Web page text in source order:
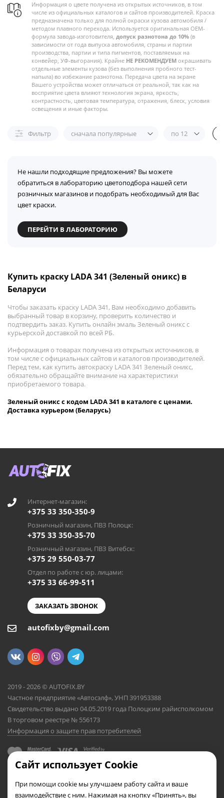
Информация о цвете получена из открытых источников, в том
числе из официальных каталогов и сайтов производителей. Краска
предназначена только для полной окраски кузова автомобиля /
методом плавного перехода. Используется оригинальная OEM-
формула завода-изготовителя, допуск разнотона до 10% (в
зависимости от года выпуска автомобиля, страны и партии
производства, партии и типа пигментов, поставляемых на
конвейер, УФ-выгорания). Крайне НЕ РЕКОМЕНДУЕМ окрашивать
отдельные элементы кузова (без выполнения пробного тест-
напыла) во избежание разнотона. Передача цвета на экране
Вашего устройства может отличаться от реальной, так как на
восприятие цвета влияют технология экрана, яркость,
контрастность, цветовая температура, отражения, блеск, условия
освещения и иные факторы.
Фильтр сначала популярные по 12
Не нашли подходящие предложения? Вы можете
обратиться в лабораторию цветоподбора нашей сети
розничных магазинов и подобрать необходимый для Вас
цвет краски.
ПЕРЕЙТИ В ЛАБОРАТОРИЮ
Купить краску LADA 341 (Зеленый оникс) в
Беларуси
Чтобы заказать краску LADA 341, Вам необходимо добавить
выбранный товар в корзину, проверить количество и
подтвердить заказ. Купить онлайн эмаль Зеленый оникс с
курьерской доставкой по всей РБ.
Информация о товарах получена из открытых источников, в
том числе с официальных сайтов и каталогов производителей.
Перед тем, как купить автокраску LADA 341 Зеленый оникс,
обязательно обращайте внимание на характеристики
приобретаемого товара.
Зеленый оникс с кодом LADA 341 в каталоге с ценами.
Доставка курьером (Беларусь)
Интернет-магазин:
+375 33 350-350-9
Розничный магазин, ПВЗ Полоцк:
+375 33 350-35-70
Розничный магазин, ПВЗ Витебск:
+375 29 550-03-77
Отдел по работе с юр. лицами:
+375 33 66-99-511
ЗАКАЗАТЬ ЗВОНОК
autofixby@gmail.com
2019 - 2026 © AUTOFIX.BY
Частное предприятие «Автосэлф», УНП 391953388
Свидетельство выдано 04.05.2019 года Полоцким райисполкомом
В торговом реестре № 556173
Информация о защите прав потребителей
Сайт использует Cookie
При помощи cookie мы улучшаем работу сайта и ваше
взаимодействие с ним. Нажимая на кнопку «Принять», вы